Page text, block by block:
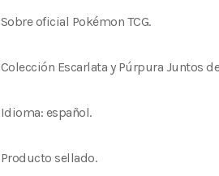
Sobre oficial Pokémon TCG.
Colección Escarlata y Púrpura Juntos
Idioma: español.
Producto sellado.